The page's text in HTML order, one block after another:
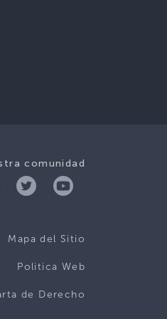
comunidad
Mapa del Sitio
Politica Web
de Derecho